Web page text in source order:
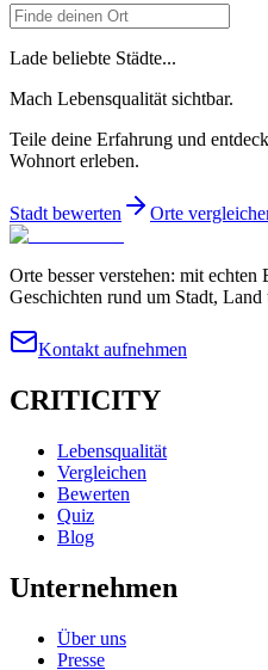
Lade beliebte Städte...
Mach Lebensqualität sichtbar.
Teile deine Erfahrung und
Wohnort erleben.
Stadt bewerten Orte
Orte besser verstehen: mit
Geschichten rund um Stadt, Land
Kontakt aufnehmen
CRITICITY
Lebensqualität
Vergleichen
Bewerten
Quiz
Blog
Unternehmen
Über uns
Presse